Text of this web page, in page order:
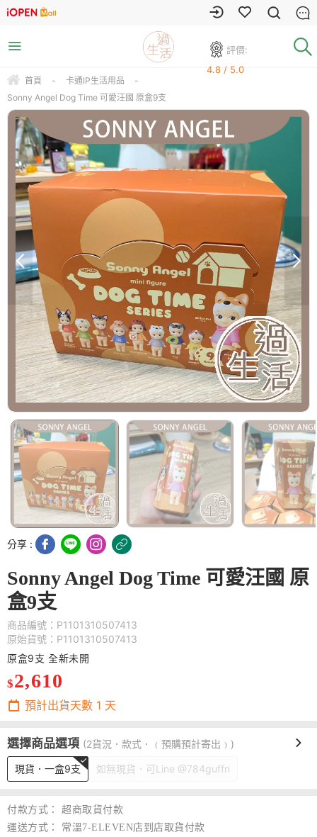
評價:
4.8 / 5.0
首頁 - 卡通IP生活用品
-
Sonny Angel Dog Time 可愛汪國 原盒9支
分享 :
Sonny Angel Dog Time 可愛汪國 原
盒9支
商品編號：P1101310507413
原始貨號：P1101310507413
原盒9支 全新未開
$2,610
預計出貨天數 1 天
選擇商品選項 (2貨況．款式．﹙預購預計寄出﹚)
現貨．一盒9支 如無現貨．可Line @784guffn
付款方式：
超商取貨付款
運送方式：
常溫7-ELEVEN店到店取貨付款